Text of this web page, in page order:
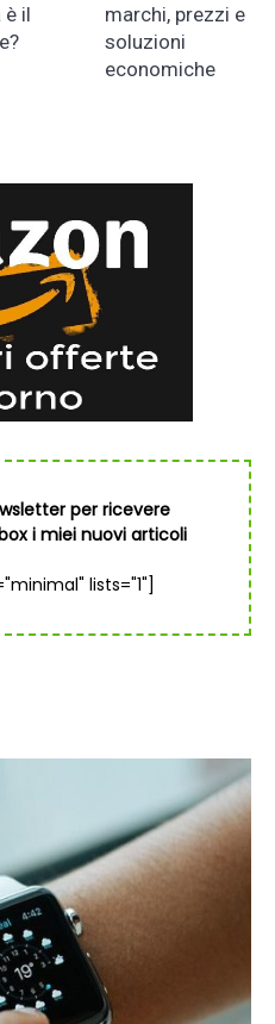
il
marchi, prezzi e
soluzioni
economiche
per ricevere
i miei nuovi articoli
lists="1"]